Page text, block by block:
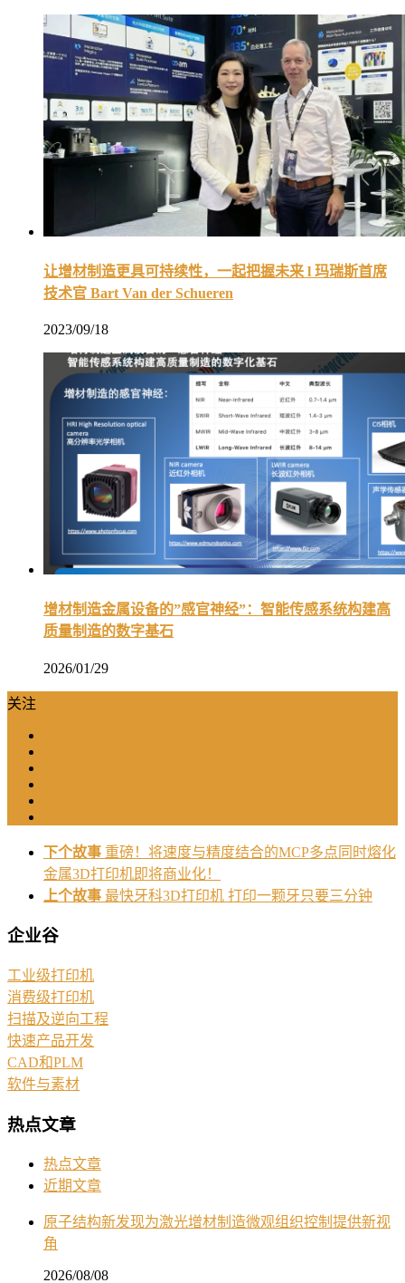
让增材制造更具可持续性，一起把握未来 l 玛瑞斯首席
技术官 Bart Van der Schueren
2023/09/18
增材制造金属设备的”感官神经”：智能传感系统构建高
质量制造的数字基石
2026/01/29
关注
下个故事 重磅！将速度与精度结合的MCP多点同时熔化
金属3D打印机即将商业化！
上个故事 最快牙科3D打印机 打印一颗牙只要三分钟
企业谷
工业级打印机
消费级打印机
扫描及逆向工程
快速产品开发
CAD和PLM
软件与素材
热点文章
热点文章
近期文章
原子结构新发现为激光增材制造微观组织控制提供新视
角
2026/08/08